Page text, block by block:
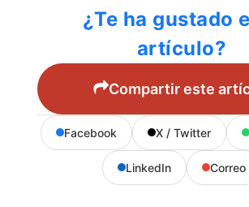
¿Te ha gustado
artículo?
Compartir este
Facebook X / Twitter
LinkedIn Correo